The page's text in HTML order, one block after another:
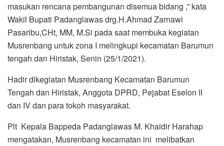
masukan rencana pembangunan disemua bidang ,” kata
Wakil Bupati Padanglawas drg.H.Ahmad Zarnawi
Pasaribu,CHt, MM, M.Si pada saat membuka kegiatan
Musrenbang untuk zona I melingkupi kecamatan Barumun
tengah dan Hiristak, Senin (25/1/2021).
Hadir dikegiatan Musrenbang Kecamatan Barumun
Tengah dan Hiristak, Anggota DPRD, Pejabat Eselon II
dan IV dan para tokoh masyarakat.
Plt Kepala Bappeda Padanglawas M. Khaidir Harahap
mengatakan, Musrenbang kecamatan ini melibatkan